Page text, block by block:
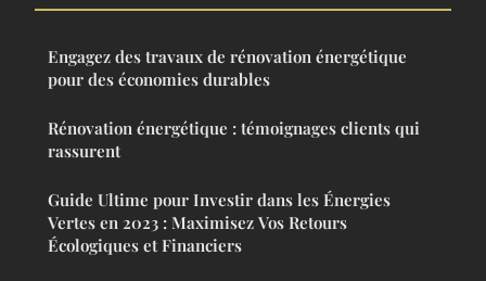
Engagez des travaux de rénovation énergétique
pour des économies durables
Rénovation énergétique : témoignages clients qui
rassurent
Guide Ultime pour Investir dans les Énergies
Vertes en 2023 : Maximisez Vos Retours
Écologiques et Financiers